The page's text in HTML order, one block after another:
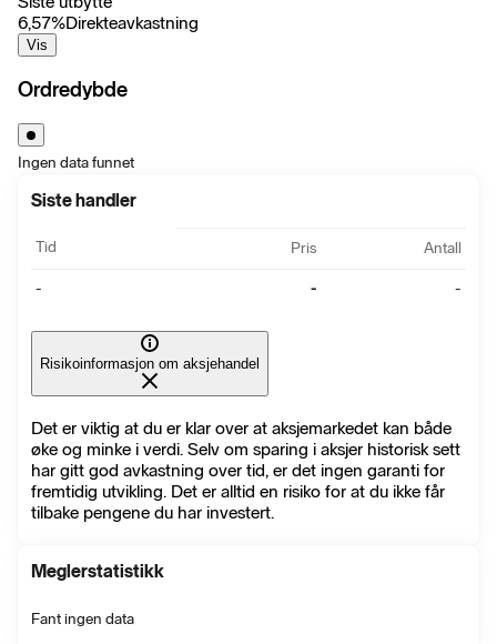
6,57%Direkteavkastning
Vis
Ordredybde
Ingen data funnet
Siste handler
Tid Pris Antall
- - -
Risikoinformasjon om aksjehandel
Det er viktig at du er klar over at aksjemarkedet kan både
øke og minke i verdi. Selv om sparing i aksjer historisk sett
har gitt god avkastning over tid, er det ingen garanti for
fremtidig utvikling. Det er alltid en risiko for at du ikke får
tilbake pengene du har investert.
Meglerstatistikk
Fant ingen data